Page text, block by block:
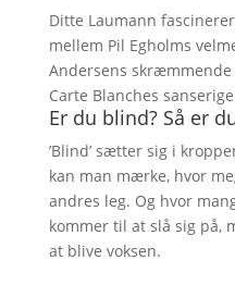
Ditte Laumann
mellem Pil Egholms
Andersens
Carte Blanches
Er du blind? Så er
’Blind’ sætter sig i
kan man mærke, hvor
andres leg. Og hvor
kommer til at slå sig på,
at blive voksen.